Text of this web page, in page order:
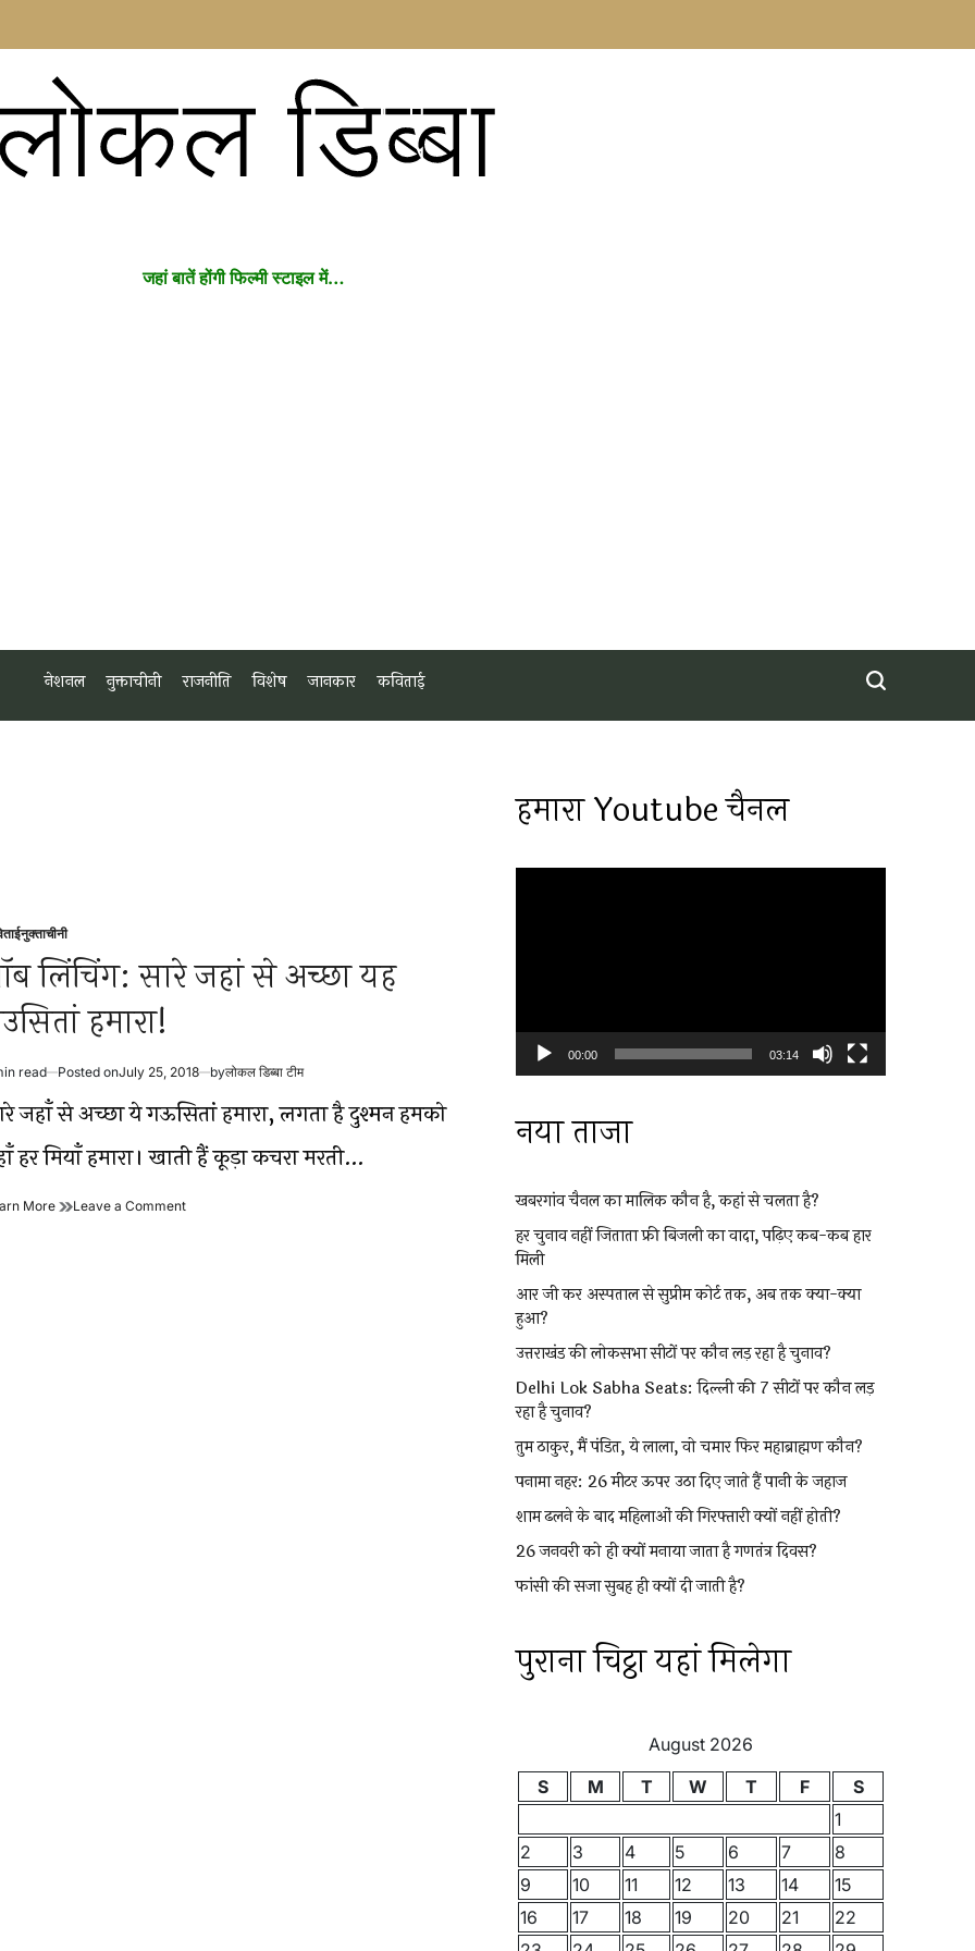
डिब्बा
जहां बातें होंगी फिल्मी स्टाइल में…
नेशनल नुक्ताचीनी राजनीति विशेष जानकार कविताई
नुक्ताचीनी
लिंचिंग: सारे जहां से अच्छा यह
हमारा!
read Posted onJuly 25, 2018 byलोकल डिब्बा टीम
जहाँ से अच्छा ये गऊसितां हमारा, लगता है दुश्मन हमको
हर मियाँ हमारा। खाती हैं कूड़ा कचरा मरती…
More मॉबLeave a Commenton
हमारा Youtube चैनल
00:00 03:14
नया ताजा
खबरगांव चैनल का मालिक कौन है, कहां से चलता है?
हर चुनाव नहीं जिताता फ्री बिजली का वादा, पढ़िए कब-कब हार
मिली
आर जी कर अस्पताल से सुप्रीम कोर्ट तक, अब तक क्या-क्या
हुआ?
उत्तराखंड की लोकसभा सीटों पर कौन लड़ रहा है चुनाव?
Delhi Lok Sabha Seats: दिल्ली की 7 सीटों पर कौन लड़
रहा है चुनाव?
तुम ठाकुर, मैं पंडित, ये लाला, वो चमार फिर महाब्राह्मण कौन?
पनामा नहर: 26 मीटर ऊपर उठा दिए जाते हैं पानी के जहाज
शाम ढलने के बाद महिलाओं की गिरफ्तारी क्यों नहीं होती?
26 जनवरी को ही क्यों मनाया जाता है गणतंत्र दिवस?
फांसी की सजा सुबह ही क्यों दी जाती है?
पुराना चिट्ठा यहां मिलेगा
August 2026
S
M T W T F
S
1
2
3 4 5 6 7
8
9
10 11 12 13 14
15
16
17 18 19 20 21
22